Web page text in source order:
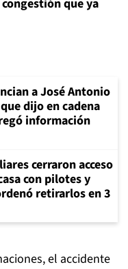
que ya
a José Antonio
dijo en cadena
información
cerraron acceso
con pilotes y
retirarlos en 3
el accidente